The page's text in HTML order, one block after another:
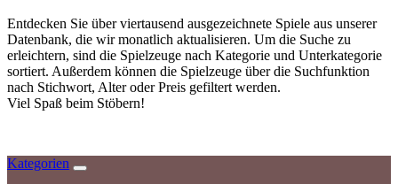
Entdecken Sie über viertausend ausgezeichnete Spiele aus unserer
Datenbank, die wir monatlich aktualisieren. Um die Suche zu
erleichtern, sind die Spielzeuge nach Kategorie und Unterkategorie
sortiert. Außerdem können die Spielzeuge über die Suchfunktion
nach Stichwort, Alter oder Preis gefiltert werden.
Viel Spaß beim Stöbern!
Kategorien